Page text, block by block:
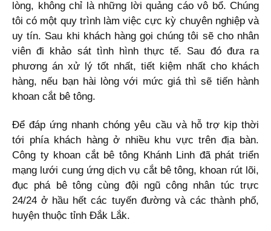
lòng, không chỉ là những lời quảng cáo vô bổ. Chúng
tôi có một quy trình làm việc cực kỳ chuyên nghiệp và
uy tín. Sau khi khách hàng gọi chúng tôi sẽ cho nhân
viên đi khảo sát tình hình thực tế. Sau đó đưa ra
phương án xử lý tốt nhất, tiết kiệm nhất cho khách
hàng, nếu bạn hài lòng với mức giá thì sẽ tiến hành
khoan cắt bê tông.
Để đáp ứng nhanh chóng yêu cầu và hỗ trợ kịp thời
tới phía khách hàng ở nhiều khu vực trên địa bàn.
Công ty khoan cắt bê tông Khánh Linh đã phát triển
mạng lưới cung ứng dịch vụ cắt bê tông, khoan rút lõi,
đục phá bê tông cùng đội ngũ công nhân túc trực
24/24 ở hầu hết các tuyến đường và các thành phố,
huyện thuộc tỉnh Đắk Lắk.